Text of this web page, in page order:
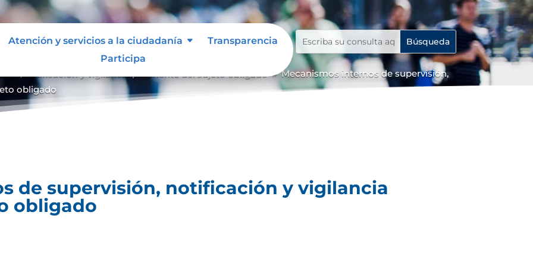
Atención y servicios a la ciudadanía
Transparencia
Participa
notificación y vigilancia pertinente del sujeto obligado 9 Mecanismos internos de supervisión,
obligado
de supervisión, notificación y vigilancia
obligado